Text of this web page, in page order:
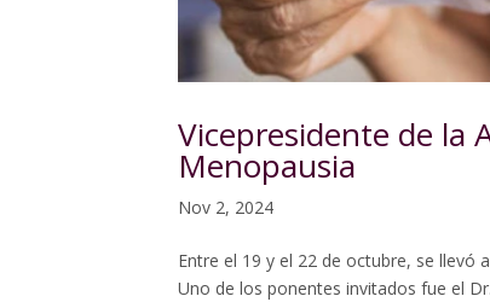
Vicepresidente de la
Menopausia
Nov 2, 2024
Entre el 19 y el 22 de octubre, se llevó
Uno de los ponentes invitados fue el